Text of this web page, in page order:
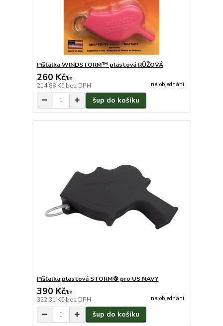
Píšťalka WINDSTORM™ plastová RŮŽOVÁ
260 Kč/ks
214,88 Kč bez DPH na objednání
šup do košíku
Píšťalka plastová STORM® pro US NAVY
390 Kč/ks
322,31 Kč bez DPH na objednání
šup do košíku